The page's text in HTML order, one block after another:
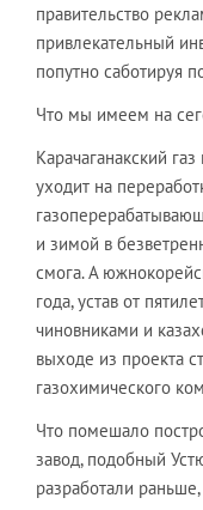
правительство
привлекательный
попутно саботируя
Что мы имеем на
Карачаганакский
уходит на
и зимой в
смога. А
года, устав от
чиновниками и
выходе из проекта
газохимического
Что помешало
завод, подобный
разработали